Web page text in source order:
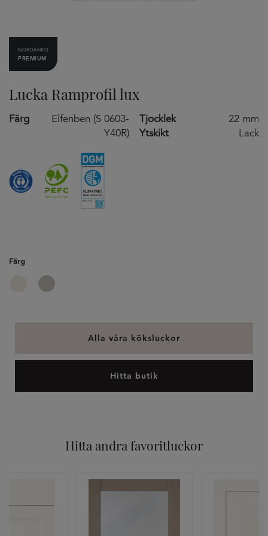
Lucka Ramprofil lux
NORDANRO
PREMIUM
Färg
Elfenben (S 0603-
Y40R)
Tjocklek
22 mm
Ytskikt
Lack
Alla våra köksluckor
Hitta butik
Färg
Hitta andra favoritluckor